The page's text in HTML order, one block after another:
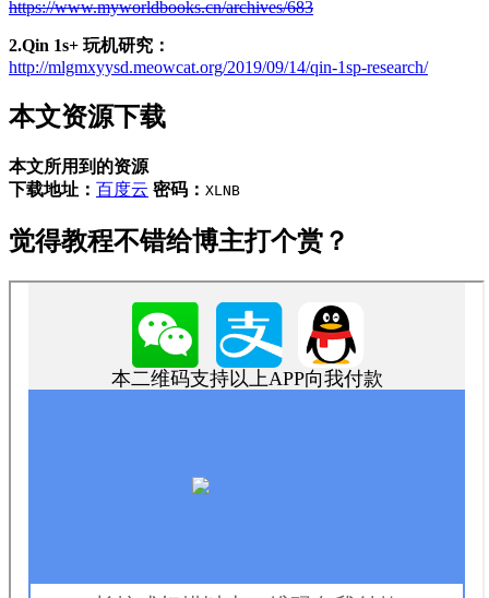
https://www.myworldbooks.cn/archives/683
2.Qin 1s+ 玩机研究：
http://mlgmxyysd.meowcat.org/2019/09/14/qin-1sp-research/
本文资源下载
本文所用到的资源
下载地址： 百度云 密码： XLNB
觉得教程不错给博主打个赏？